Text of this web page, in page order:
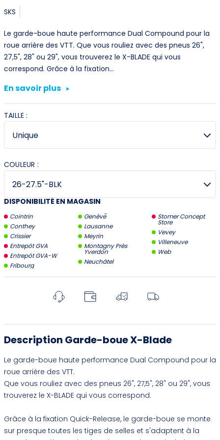
SKS
Le garde-boue haute performance Dual Compound pour la
roue arrière des VTT. Que vous rouliez avec des pneus 26",
27,5", 28" ou 29", vous trouverez le X-BLADE qui vous
correspond. Grâce à la fixation…
En savoir plus
TAILLE :
COULEUR :
DISPONIBILITÉ EN MAGASIN
Cointrin
Conthey
Crissier
Entrepôt GVA
Entrepôt GVA-W
Fribourg
Genève
Lausanne
Meyrin
Montagny Près
Yverdon
Neuchâtel
Stomer Concept
Store
Vevey
Villeneuve
Web
Description Garde-boue X-Blade
Le garde-boue haute performance Dual Compound pour la
roue arrière des VTT.
Que vous rouliez avec des pneus 26", 27,5", 28" ou 29", vous
trouverez le X-BLADE qui vous correspond.
Grâce à la fixation Quick-Release, le garde-boue se monte
sur presque toutes les tiges de selles et s'adaptent à la